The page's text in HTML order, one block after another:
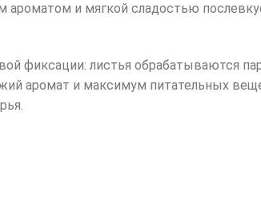
ароматом и мягкой сладостью
фиксации: листья обрабатываются
аромат и максимум питательных